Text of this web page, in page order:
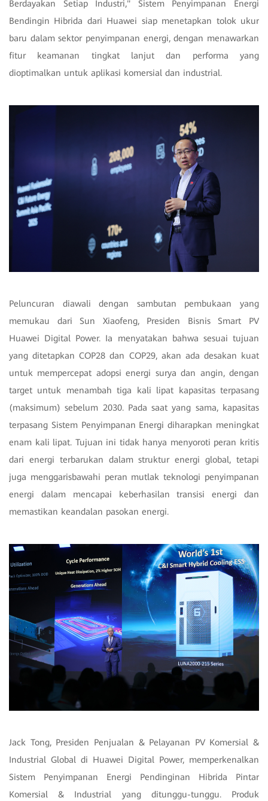
Berdayakan Setiap Industri," Sistem Penyimpanan Energi
Bendingin Hibrida dari Huawei siap menetapkan tolok ukur
baru dalam sektor penyimpanan energi, dengan menawarkan
fitur keamanan tingkat lanjut dan performa yang
dioptimalkan untuk aplikasi komersial dan industrial.
Peluncuran diawali dengan sambutan pembukaan yang
memukau dari Sun Xiaofeng, Presiden Bisnis Smart PV
Huawei Digital Power. Ia menyatakan bahwa sesuai tujuan
yang ditetapkan COP28 dan COP29, akan ada desakan kuat
untuk mempercepat adopsi energi surya dan angin, dengan
target untuk menambah tiga kali lipat kapasitas terpasang
(maksimum) sebelum 2030. Pada saat yang sama, kapasitas
terpasang Sistem Penyimpanan Energi diharapkan meningkat
enam kali lipat. Tujuan ini tidak hanya menyoroti peran kritis
dari energi terbarukan dalam struktur energi global, tetapi
juga menggarisbawahi peran mutlak teknologi penyimpanan
energi dalam mencapai keberhasilan transisi energi dan
memastikan keandalan pasokan energi.
Jack Tong, Presiden Penjualan & Pelayanan PV Komersial &
Industrial Global di Huawei Digital Power, memperkenalkan
Sistem Penyimpanan Energi Pendinginan Hibrida Pintar
Komersial & Industrial yang ditunggu-tunggu. Produk